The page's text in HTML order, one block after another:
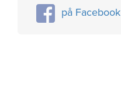
på Facebook